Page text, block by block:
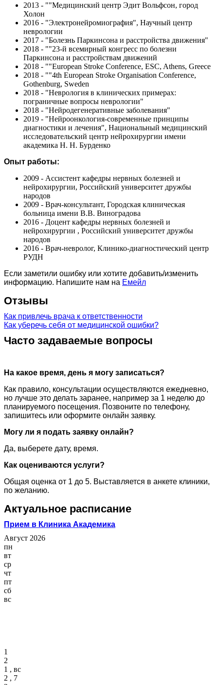
2013 - ""Медицинский центр Эдит Вольфсон, город
Холон
2016 - "Электронейромиография", Научный центр
неврологии
2017 - "Болезнь Паркинсона и расстройства движения"
2018 - ""23-й всемирный конгресс по болезни
Паркинсона и расстройствам движений
2018 - ""European Stroke Conference, ESC, Athens, Greece
2018 - ""4th European Stroke Organisation Conference,
Gothenburg, Sweden
2018 - "Неврология в клинических примерах:
пограничные вопросы неврологии"
2018 - "Нейродегенеративные заболевания"
2019 - "Нейроонкология-современные принципы
диагностики и лечения", Национальный медицинский
исследовательский центр нейрохирургии имени
академика Н. Н. Бурденко
Опыт работы:
2009 - Ассистент кафедры нервных болезней и
нейрохирургии, Российский университет дружбы
народов
2009 - Врач-консультант, Городская клиническая
больница имени В.В. Виноградова
2016 - Доцент кафедры нервных болезней и
нейрохирургии , Российский университет дружбы
народов
2016 - Врач-невролог, Клинико-диагностический центр
РУДН
Если заметили ошибку или хотите добавить/изменить
информацию. Напишите нам на Емейл
Отзывы
Как привлечь врача к ответственности
Как уберечь себя от медицинской ошибки?
Часто задаваемые вопросы
На какое время, день я могу записаться?
Как правило, консультации осуществляются ежедневно,
но лучше это делать заранее, например за 1 неделю до
планируемого посещения. Позвоните по телефону,
запишитесь или оформите онлайн заявку.
Могу ли я подать заявку онлайн?
Да, выберете дату, время.
Как оцениваются услуги?
Общая оценка от 1 до 5. Выставляется в анкете клиники,
по желанию.
Актуальное расписание
Прием в Клиника Академика
Август 2026
пн
вт
ср
чт
пт
сб
вс
1
2
1 , вс
2 , 7